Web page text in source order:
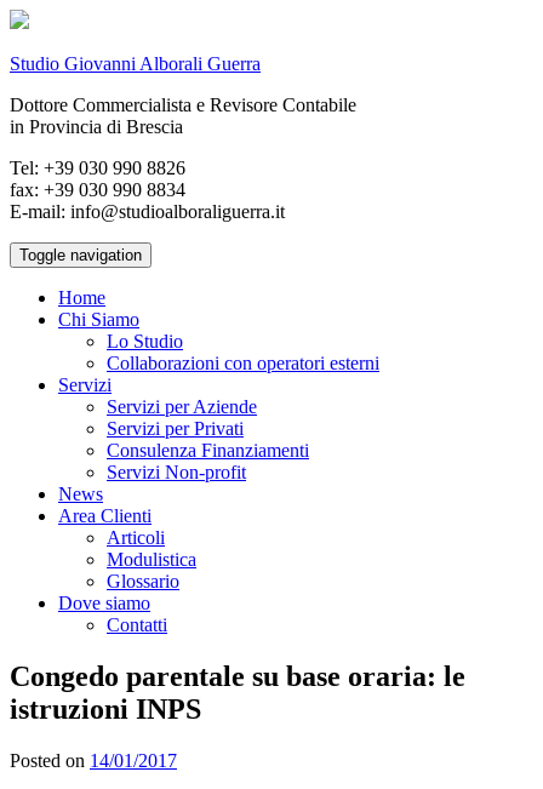
Studio Giovanni Alborali Guerra
Dottore Commercialista e Revisore Contabile
in Provincia di Brescia
Tel: +39 030 990 8826
fax: +39 030 990 8834
E-mail: info@studioalboraliguerra.it
Toggle navigation
Home
Chi Siamo
Lo Studio
Collaborazioni con operatori esterni
Servizi
Servizi per Aziende
Servizi per Privati
Consulenza Finanziamenti
Servizi Non-profit
News
Area Clienti
Articoli
Modulistica
Glossario
Dove siamo
Contatti
Congedo parentale su base oraria: le
istruzioni INPS
Posted on 14/01/2017